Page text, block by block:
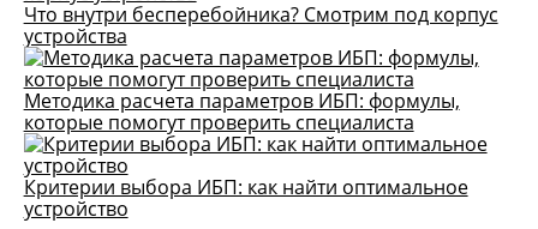
Что внутри бесперебойника? Смотрим под корпус
устройства
Методика расчета параметров ИБП: формулы,
которые помогут проверить специалиста
Критерии выбора ИБП: как найти оптимальное
устройство